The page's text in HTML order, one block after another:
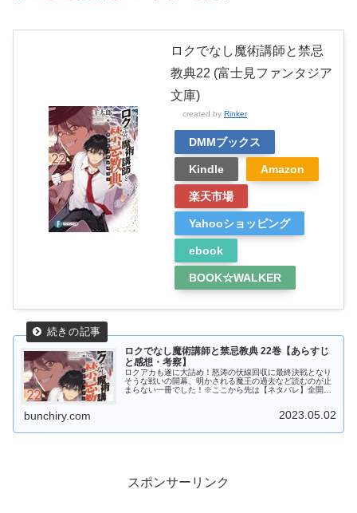
ロクでなし魔術講師と禁忌
教典22 (富士見ファンタジア
文庫)
created by Rinker
DMMブックス
Kindle Amazon
楽天市場
Yahooショッピング
ebook
BOOK☆WALKER
ロクでなし魔術講師と禁忌教典 22巻【あらすじ
と感想・考察】
ロクアカも遂に大詰め！怒涛の伏線回収に最終決戦となり
そうな戦いの開幕、明かされる魔王の過去など読むのが止
まらない一冊でした！※ここから先は【ネタバレ】全開で
bunchiry.com 2023.05.02
スポンサーリンク